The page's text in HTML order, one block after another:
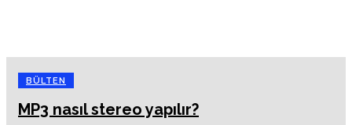
BÜLTEN
MP3 nasıl stereo yapılır?